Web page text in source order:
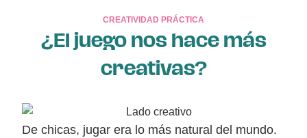
CREATIVIDAD PRÁCTICA
¿El juego nos hace más
creativas?
De chicas, jugar era lo más natural del mundo.